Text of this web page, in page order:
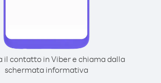
il contatto in Viber e chiama dalla
schermata informativa